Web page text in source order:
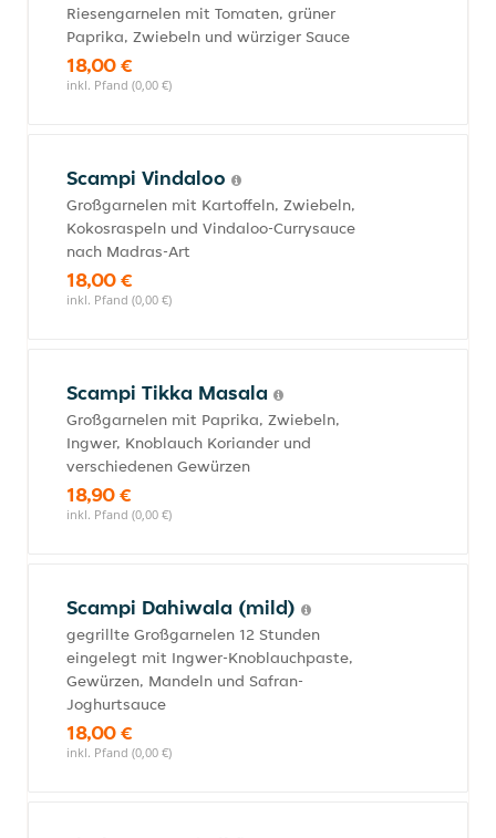
Riesengarnelen mit Tomaten, grüner
Paprika, Zwiebeln und würziger Sauce
18,00 €
inkl. Pfand (0,00 €)
Scampi Vindaloo
Großgarnelen mit Kartoffeln, Zwiebeln,
Kokosraspeln und Vindaloo-Currysauce
nach Madras-Art
18,00 €
inkl. Pfand (0,00 €)
Scampi Tikka Masala
Großgarnelen mit Paprika, Zwiebeln,
Ingwer, Knoblauch Koriander und
verschiedenen Gewürzen
18,90 €
inkl. Pfand (0,00 €)
Scampi Dahiwala (mild)
gegrillte Großgarnelen 12 Stunden
eingelegt mit Ingwer-Knoblauchpaste,
Gewürzen, Mandeln und Safran-
Joghurtsauce
18,00 €
inkl. Pfand (0,00 €)